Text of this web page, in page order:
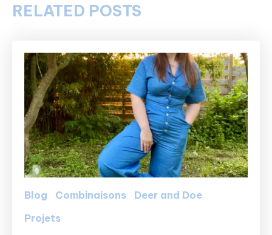
RELATED POSTS
Blog Combinaisons
Deer and Doe
Projets